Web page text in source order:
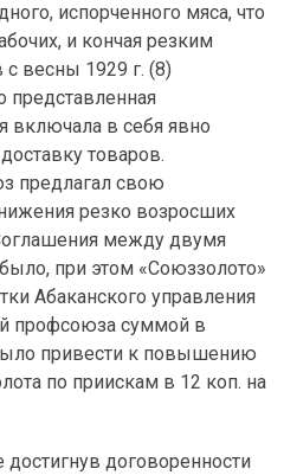
испорченного мяса, что
и кончая резким
весны 1929 г. (8)
включала в себя явно
товаров.
предлагал свою
резко возросших
между двумя
при этом «Союззолото»
Абаканского управления
профсоюза суммой в
привести к повышению
по приискам в 12 коп. на
договоренности